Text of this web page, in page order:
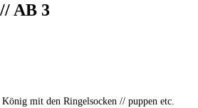
AB 3
mit den Ringelsocken // puppen etc.